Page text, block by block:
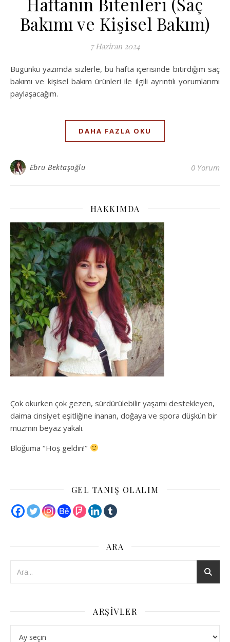
Bakımı ve Kişisel Bakım)
7 Haziran 2024
Bugünkü yazımda sizlerle, bu hafta içerisinde bitirdiğim saç
bakımı ve kişisel bakım ürünleri ile ilgili ayrıntılı yorumlarımı
paylaşacağım.
DAHA FAZLA OKU
Ebru Bektaşoğlu 0 Yorum
HAKKIMDA
Çok okurken çok gezen, sürdürülebilir yaşamı destekleyen,
daima cinsiyet eşitliğine inanan, doğaya ve spora düşkün bir
müzmin beyaz yakalı.
Bloğuma ‘’Hoş geldin!’’
GEL TANIŞ OLALIM
ARA
ARŞIVLER